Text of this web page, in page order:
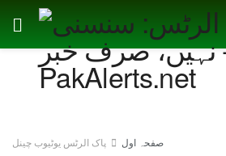
صفحہ اول پاک الرٹس یوٹیوب چینل